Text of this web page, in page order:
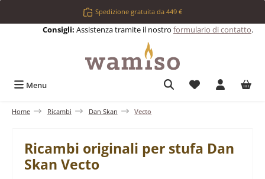
Passa al contenuto principaleSpedizione gratuita da 449 €
Consigli: Assistenza tramite il nostro formulario di contatto.
Menu Hai 0 articoli
Home Ricambi Dan Skan Vecto
Ricambi originali per stufa Dan
Skan Vecto